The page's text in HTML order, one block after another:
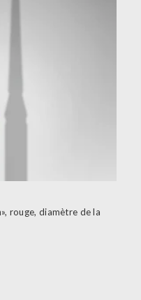
rouge, diamètre de la